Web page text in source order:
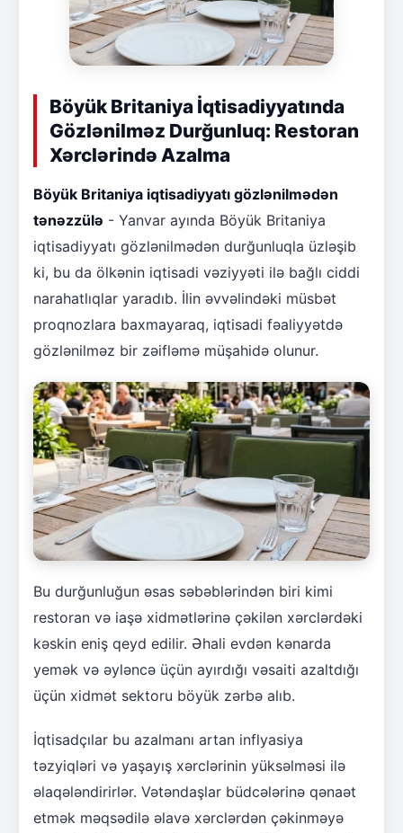
Böyük Britaniya İqtisadiyyatında
Gözlənilməz Durğunluq: Restoran
Xərclərində Azalma
Böyük Britaniya iqtisadiyyatı gözlənilmədən
tənəzzülə - Yanvar ayında Böyük Britaniya
iqtisadiyyatı gözlənilmədən durğunluqla üzləşib
ki, bu da ölkənin iqtisadi vəziyyəti ilə bağlı ciddi
narahatlıqlar yaradıb. İlin əvvəlindəki müsbət
proqnozlara baxmayaraq, iqtisadi fəaliyyətdə
gözlənilməz bir zəifləmə müşahidə olunur.
Bu durğunluğun əsas səbəblərindən biri kimi
restoran və iaşə xidmətlərinə çəkilən xərclərdəki
kəskin eniş qeyd edilir. Əhali evdən kənarda
yemək və əyləncə üçün ayırdığı vəsaiti azaltdığı
üçün xidmət sektoru böyük zərbə alıb.
İqtisadçılar bu azalmanı artan inflyasiya
təzyiqləri və yaşayış xərclərinin yüksəlməsi ilə
əlaqələndirirlər. Vətəndaşlar büdcələrinə qənaət
etmək məqsədilə əlavə xərclərdən çəkinməyə